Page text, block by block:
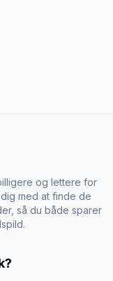
og lettere for
med at finde de
så du både sparer